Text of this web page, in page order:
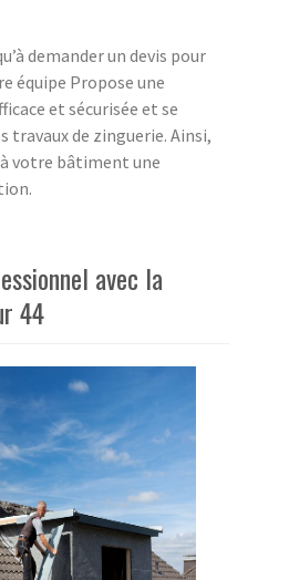
demander un devis pour
équipe Propose une
et sécurisée et se
travaux de zinguerie. Ainsi,
votre bâtiment une
avec la
44